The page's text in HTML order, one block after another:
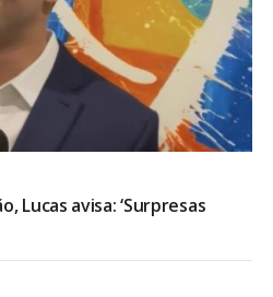
Lucas avisa: ‘Surpresas